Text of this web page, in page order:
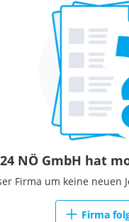
NÖ GmbH hat
Firma um keine neuen
Firma